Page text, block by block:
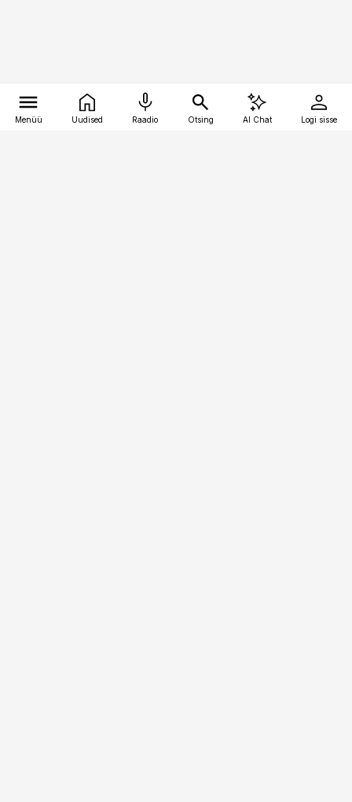
Menüü Uudised Raadio Otsing AI Chat Logi sisse